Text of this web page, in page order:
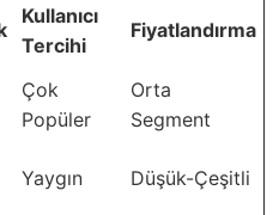
Kullanıcı
Tercihi
Fiyatlandırma
Çok
Popüler
Orta
Segment
Yaygın Düşük-Çeşitli